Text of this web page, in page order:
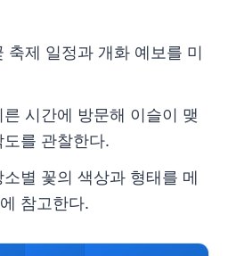
축제 일정과 개화 예보를 미
시간에 방문해 이슬이 맺
를 관찰한다.
별 꽃의 색상과 형태를 메
참고한다.